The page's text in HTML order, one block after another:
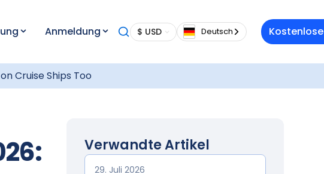
Anmeldung $ USD Deutsch
Cruise Ships Too
Verwandte Artikel
29. Juli 2026